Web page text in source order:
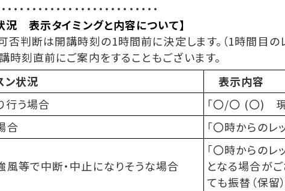
・・・・・・・・・・・・・・・・・・・・・・・・・
況 表示タイミングと内容について】
否判断は開講時刻の1時間前に決定します。（1時間目
時刻直前にご案内をすることもございます。
ン状況
表示内容
う場合
「〇/〇 (〇) 現
合
「〇時からのレ
等で中断・中止になりそうな場合
「〇時からの
となる場合が
ても振替（保留